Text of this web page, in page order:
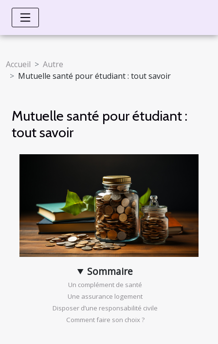
Accueil
Autre
Mutuelle santé pour étudiant : tout savoir
Mutuelle santé pour étudiant :
tout savoir
Sommaire
Un complément de santé
Une assurance logement
Disposer d’une responsabilité civile
Comment faire son choix ?